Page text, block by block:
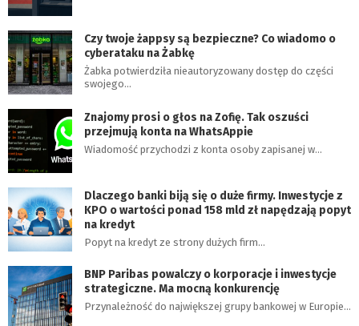
Czy twoje żappsy są bezpieczne? Co wiadomo o
cyberataku na Żabkę
Żabka potwierdziła nieautoryzowany dostęp do części
swojego…
Znajomy prosi o głos na Zofię. Tak oszuści
przejmują konta na WhatsAppie
Wiadomość przychodzi z konta osoby zapisanej w…
Dlaczego banki biją się o duże firmy. Inwestycje z
KPO o wartości ponad 158 mld zł napędzają popyt
na kredyt
Popyt na kredyt ze strony dużych firm…
BNP Paribas powalczy o korporacje i inwestycje
strategiczne. Ma mocną konkurencję
Przynależność do największej grupy bankowej w Europie…